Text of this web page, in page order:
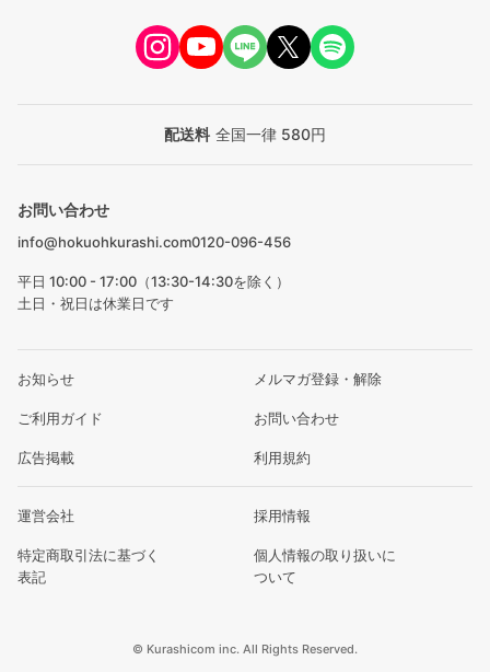
配送料 全国一律 580円
お問い合わせ
info@hokuohkurashi.com0120-096-456
平日 10:00 - 17:00（13:30-14:30を除く）
土日・祝日は休業日です
お知らせ メルマガ登録・解除
ご利用ガイド お問い合わせ
広告掲載 利用規約
運営会社 採用情報
特定商取引法に基づく
表記
個人情報の取り扱いに
ついて
© Kurashicom inc. All Rights Reserved.